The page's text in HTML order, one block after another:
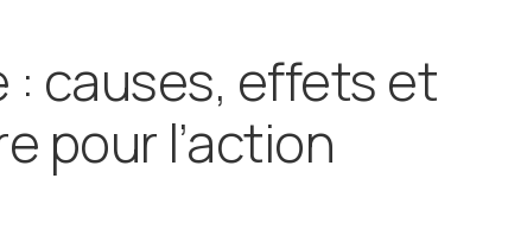
: causes, effets et
pour l’action